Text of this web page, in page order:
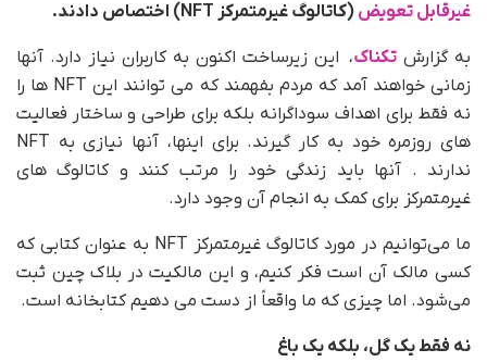
غیرقابل تعویض (کاتالوگ‌ غیرمتمرکز NFT) اختصاص دادند.
به گزارش تکناک، این زیرساخت اکنون به کاربران نیاز دارد. آنها
زمانی خواهند آمد که مردم بفهمند که می توانند این NFT ها را
نه فقط برای اهداف سوداگرانه بلکه برای طراحی و ساختار فعالیت
های روزمره خود به کار گیرند. برای اینها، آنها نیازی به NFT
ندارند . آنها باید زندگی خود را مرتب کنند و کاتالوگ های
غیرمتمرکز برای کمک به انجام آن وجود دارد.
ما می‌توانیم در مورد کاتالوگ‌ غیرمتمرکز NFT به عنوان کتابی که
کسی مالک آن است فکر کنیم، و این مالکیت در بلاک چین ثبت
می‌شود. اما چیزی که ما واقعاً از دست می دهیم کتابخانه است.
نه فقط یک گل، بلکه یک باغ